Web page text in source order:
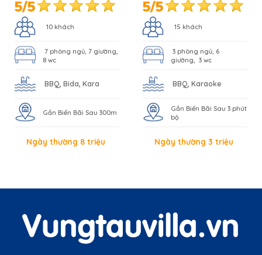
10 khách
7 phòng ngủ, 7 giường,
8 wc
BBQ, Bida, Kara
Gần Biển Bãi Sau 300m
Ngày thường 8 triệu
15 khách
3 phòng ngủ, 6
giường, 3 wc
BBQ, Karaoke
Gần Biển Bãi Sau 3 phút
bộ
Ngày thường 3 triệu